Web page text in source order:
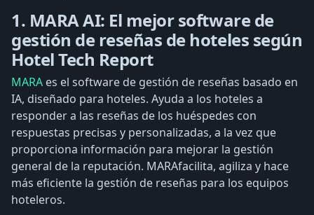
1. MARA AI: El mejor software de
gestión de reseñas de hoteles según
Hotel Tech Report
MARA es el software de gestión de reseñas basado en
IA, diseñado para hoteles. Ayuda a los hoteles a
responder a las reseñas de los huéspedes con
respuestas precisas y personalizadas, a la vez que
proporciona información para mejorar la gestión
general de la reputación. MARAfacilita, agiliza y hace
más eficiente la gestión de reseñas para los equipos
hoteleros.